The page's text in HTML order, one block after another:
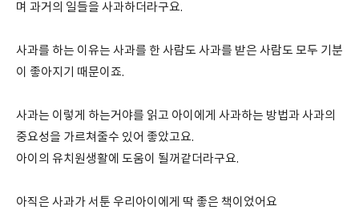
며 과거의 일들을 사과하더라구요.
사과를 하는 이유는 사과를 한 사람도 사과를 받은 사람도 모두 기분
이 좋아지기 때문이죠.
사과는 이렇게 하는거야를 읽고 아이에게 사과하는 방법과 사과의
중요성을 가르쳐줄수 있어 좋았고요.
아이의 유치원생활에 도움이 될꺼같더라구요.
아직은 사과가 서툰 우리아이에게 딱 좋은 책이었어요